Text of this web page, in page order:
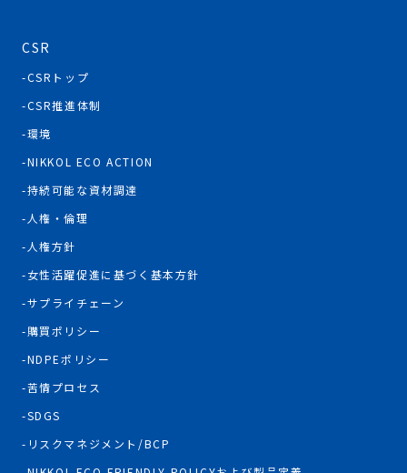
CSR
CSRトップ
CSR推進体制
環境
NIKKOL ECO ACTION
持続可能な資材調達
人権・倫理
人権方針
女性活躍促進に基づく基本方針
サプライチェーン
購買ポリシー
NDPEポリシー
苦情プロセス
SDGS
リスクマネジメント/BCP